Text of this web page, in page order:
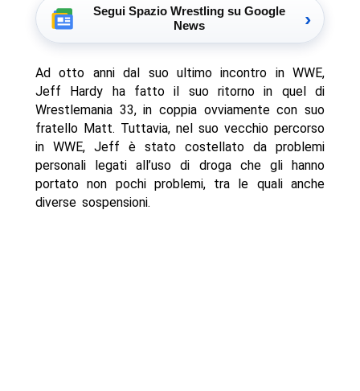
Segui Spazio Wrestling su Google
News
›
Ad otto anni dal suo ultimo incontro in WWE,
Jeff Hardy ha fatto il suo ritorno in quel di
Wrestlemania 33, in coppia ovviamente con suo
fratello Matt. Tuttavia, nel suo vecchio percorso
in WWE, Jeff è stato costellato da problemi
personali legati all’uso di droga che gli hanno
portato non pochi problemi, tra le quali anche
diverse sospensioni.